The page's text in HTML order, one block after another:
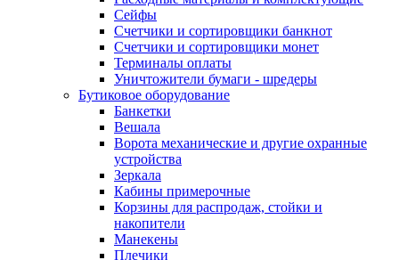
Сейфы
Счетчики и сортировщики банкнот
Счетчики и сортировщики монет
Терминалы оплаты
Уничтожители бумаги - шредеры
Бутиковое оборудование
Банкетки
Вешала
Ворота механические и другие охранные
устройства
Зеркала
Кабины примерочные
Корзины для распродаж, стойки и
накопители
Манекены
Плечики